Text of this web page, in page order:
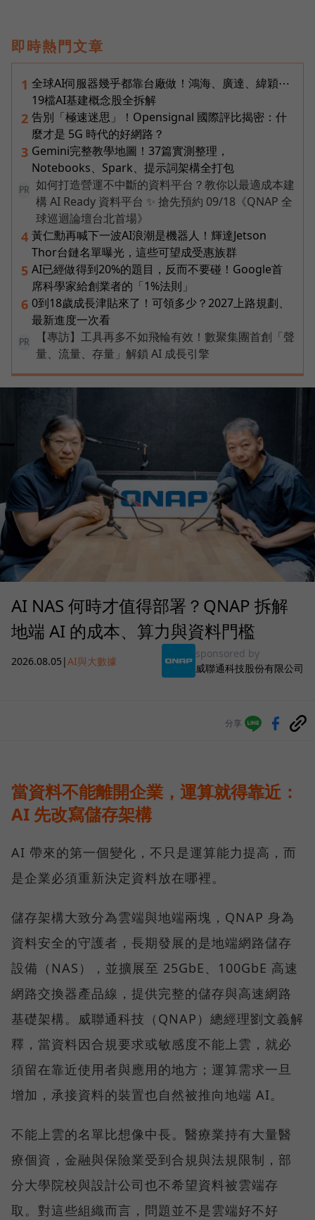
即時熱門文章
1 全球AI伺服器幾乎都靠台廠做！鴻海、廣達、緯穎⋯
19檔AI基建概念股全拆解
2 告別「極速迷思」！Opensignal 國際評比揭密：什
麼才是 5G 時代的好網路？
3 Gemini完整教學地圖！37篇實測整理，
Notebooks、Spark、提示詞架構全打包
PR
如何打造營運不中斷的資料平台？教你以最適成本建
構 AI Ready 資料平台 ✨ 搶先預約 09/18《QNAP 全
球巡迴論壇台北首場》
4 黃仁勳再喊下一波AI浪潮是機器人！輝達Jetson
Thor台鏈名單曝光，這些可望成受惠族群
5 AI已經做得到20%的題目，反而不要碰！Google首
席科學家給創業者的「1%法則」
6 0到18歲成長津貼來了！可領多少？2027上路規劃、
最新進度一次看
PR
【專訪】工具再多不如飛輪有效！數聚集團首創「聲
量、流量、存量」解鎖 AI 成長引擎
AI NAS 何時才值得部署？QNAP 拆解
地端 AI 的成本、算力與資料門檻
2026.08.05 |AI與大數據
sponsored by
威聯通科技股份有限公司
分享
當資料不能離開企業，運算就得靠近：
AI 先改寫儲存架構
AI 帶來的第一個變化，不只是運算能力提高，而
是企業必須重新決定資料放在哪裡。
儲存架構大致分為雲端與地端兩塊，QNAP 身為
資料安全的守護者，長期發展的是地端網路儲存
設備（NAS），並擴展至 25GbE、100GbE 高速
網路交換器產品線，提供完整的儲存與高速網路
基礎架構。威聯通科技（QNAP）總經理劉文義解
釋，當資料因合規要求或敏感度不能上雲，就必
須留在靠近使用者與應用的地方；運算需求一旦
增加，承接資料的裝置也自然被推向地端 AI。
不能上雲的名單比想像中長。醫療業持有大量醫
療個資，金融與保險業受到合規與法規限制，部
分大學院校與設計公司也不希望資料被雲端存
取。對這些組織而言，問題並不是雲端好不好